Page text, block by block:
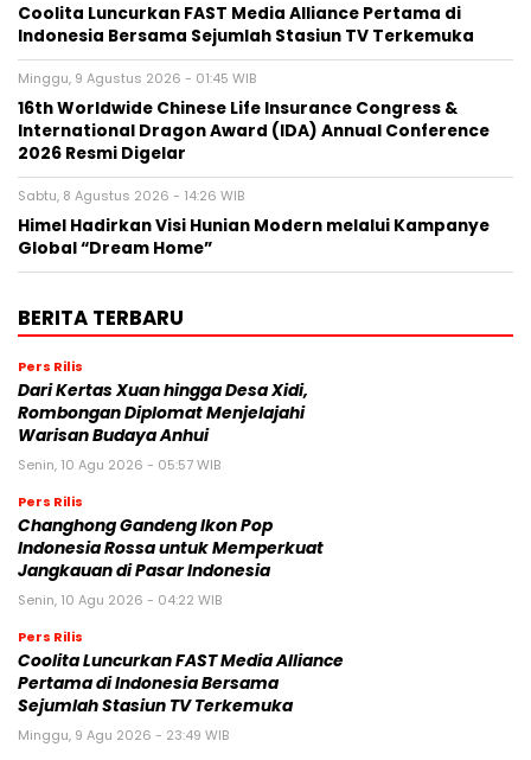
Coolita Luncurkan FAST Media Alliance Pertama di
Indonesia Bersama Sejumlah Stasiun TV Terkemuka
Minggu, 9 Agustus 2026 - 01:45 WIB
16th Worldwide Chinese Life Insurance Congress &
International Dragon Award (IDA) Annual Conference
2026 Resmi Digelar
Sabtu, 8 Agustus 2026 - 14:26 WIB
Himel Hadirkan Visi Hunian Modern melalui Kampanye
Global “Dream Home”
BERITA TERBARU
Pers Rilis
Dari Kertas Xuan hingga Desa Xidi,
Rombongan Diplomat Menjelajahi
Warisan Budaya Anhui
Senin, 10 Agu 2026 - 05:57 WIB
Pers Rilis
Changhong Gandeng Ikon Pop
Indonesia Rossa untuk Memperkuat
Jangkauan di Pasar Indonesia
Senin, 10 Agu 2026 - 04:22 WIB
Pers Rilis
Coolita Luncurkan FAST Media Alliance
Pertama di Indonesia Bersama
Sejumlah Stasiun TV Terkemuka
Minggu, 9 Agu 2026 - 23:49 WIB